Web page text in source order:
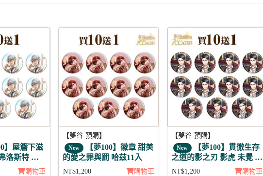
】屋簷下滋
洛斯特 日
購物車
【夢谷-預購】
New 【夢100】徽章 甜美
的愛之罪與罰 哈茲11入
NT$1,200 購物車
【夢谷-預購】
New
【夢100】貫徹生存
之道的影之刃 影虎 未覺 徽
章11入組
NT$1,200 購物車